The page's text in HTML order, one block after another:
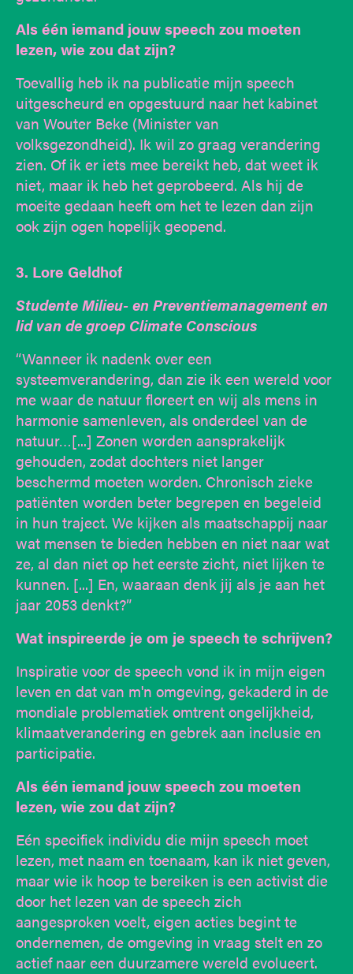
Als één iemand jouw speech zou moeten
lezen, wie zou dat zijn?
Toevallig heb ik na publicatie mijn speech
uitgescheurd en opgestuurd naar het kabinet
van Wouter Beke (Minister van
volksgezondheid). Ik wil zo graag verandering
zien. Of ik er iets mee bereikt heb, dat weet ik
niet, maar ik heb het geprobeerd. Als hij de
moeite gedaan heeft om het te lezen dan zijn
ook zijn ogen hopelijk geopend.
3. Lore Geldhof
Studente Milieu- en Preventiemanagement en
lid van de groep Climate Conscious
“Wanneer ik nadenk over een
systeemverandering, dan zie ik een wereld voor
me waar de natuur floreert en wij als mens in
harmonie samenleven, als onderdeel van de
natuur…[...] Zonen worden aansprakelijk
gehouden, zodat dochters niet langer
beschermd moeten worden. Chronisch zieke
patiënten worden beter begrepen en begeleid
in hun traject. We kijken als maatschappij naar
wat mensen te bieden hebben en niet naar wat
ze, al dan niet op het eerste zicht, niet lijken te
kunnen. [...] En, waaraan denk jij als je aan het
jaar 2053 denkt?”
Wat inspireerde je om je speech te schrijven?
Inspiratie voor de speech vond ik in mijn eigen
leven en dat van m'n omgeving, gekaderd in de
mondiale problematiek omtrent ongelijkheid,
klimaatverandering en gebrek aan inclusie en
participatie.
Als één iemand jouw speech zou moeten
lezen, wie zou dat zijn?
Eén specifiek individu die mijn speech moet
lezen, met naam en toenaam, kan ik niet geven,
maar wie ik hoop te bereiken is een activist die
door het lezen van de speech zich
aangesproken voelt, eigen acties begint te
ondernemen, de omgeving in vraag stelt en zo
actief naar een duurzamere wereld evolueert.